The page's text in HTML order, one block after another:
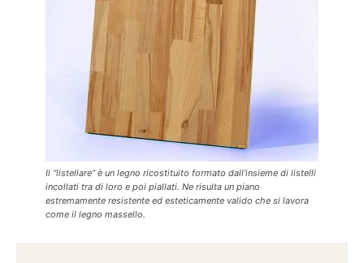
Il “listellare” è un legno ricostituito formato dall’insieme di listelli
incollati tra di loro e poi piallati. Ne risulta un piano
estremamente resistente ed esteticamente valido che si lavora
come il legno massello.